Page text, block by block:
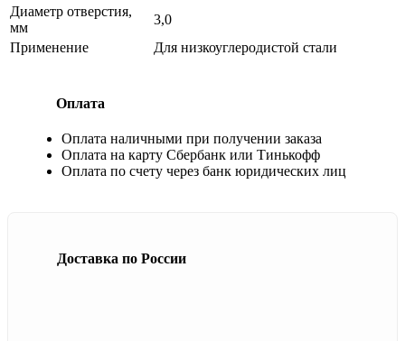
Диаметр отверстия,
мм
3,0
Применение
Для низкоуглеродистой стали
Оплата
Оплата наличными при получении заказа
Оплата на карту Сбербанк или Тинькофф
Оплата по счету через банк юридических лиц
Доставка по России